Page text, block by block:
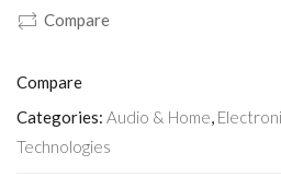
Compare
Compare
Categories: Audio & Home,
Technologies